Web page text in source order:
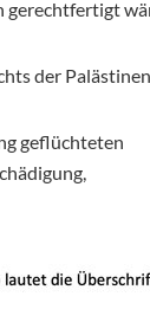
der
geflüchteten